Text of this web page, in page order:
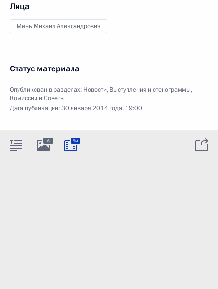
Лица
Мень Михаил Александрович
Статус материала
Опубликован в разделах: Новости, Выступления и стенограммы,
Комиссии и Советы
Дата публикации:30 января 2014 года, 19:00
6 5м